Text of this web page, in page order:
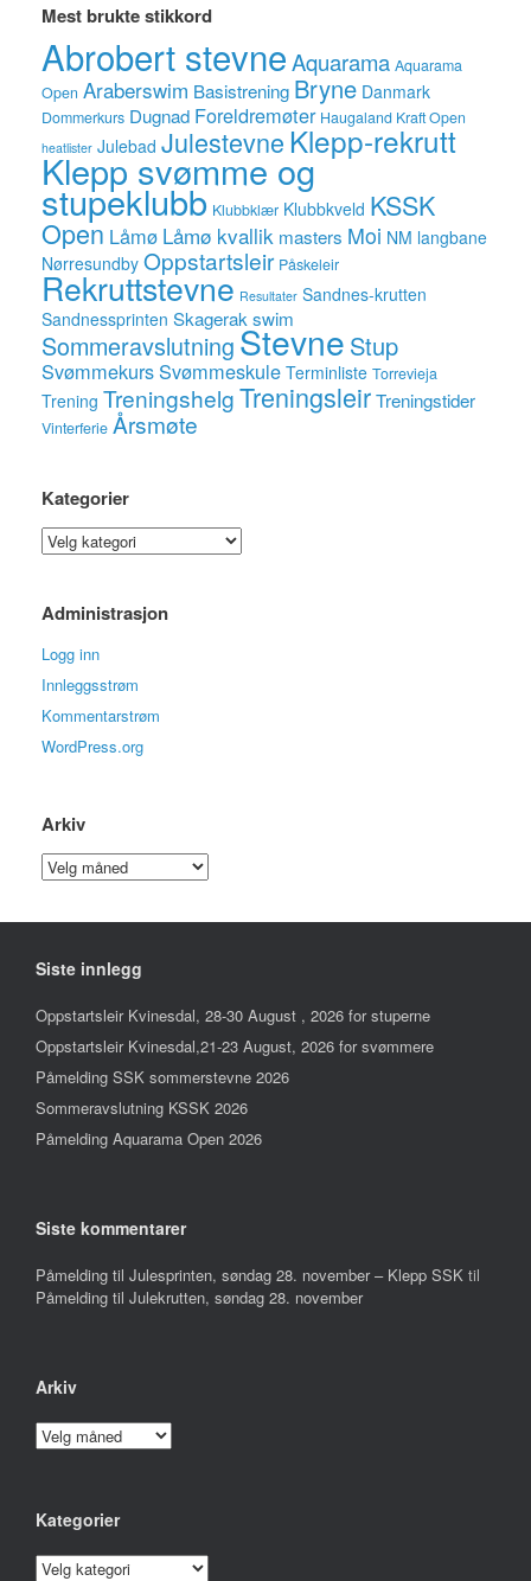
Mest brukte stikkord
Abrobert stevneAquarama Aquarama
Open Araberswim Basistrening Bryne Danmark
Dommerkurs Dugnad Foreldremøter Haugaland Kraft Open
heatlister Julebad Julestevne Klepp-rekrutt
Klepp svømme og
stupeklubb Klubbklær Klubbkveld KSSK
Open Låmø Låmø kvallik masters Moi NM langbane
Nørresundby Oppstartsleir Påskeleir
Rekruttstevne Resultater Sandnes-krutten
Sandnessprinten Skagerak swim
SommeravslutningStevne Stup
SvømmekursSvømmeskule Terminliste Torrevieja
Trening TreningshelgTreningsleirTreningstider
Vinterferie Årsmøte
Kategorier
Kategorier
Administrasjon
Logg inn
Innleggsstrøm
Kommentarstrøm
WordPress.org
Arkiv
Arkiv
Siste innlegg
Oppstartsleir Kvinesdal, 28-30 August , 2026 for stuperne
Oppstartsleir Kvinesdal,21-23 August, 2026 for svømmere
Påmelding SSK sommerstevne 2026
Sommeravslutning KSSK 2026
Påmelding Aquarama Open 2026
Siste kommentarer
Påmelding til Julesprinten, søndag 28. november – Klepp SSK til
Påmelding til Julekrutten, søndag 28. november
Arkiv
Arkiv
Kategorier
Kategorier